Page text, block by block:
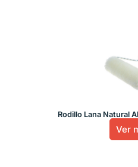
Rodillo Lana Natural
Ver